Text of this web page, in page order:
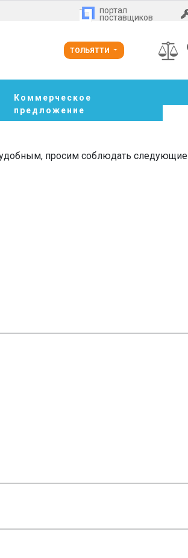
портал
поставщиков
ТОЛЬЯТТИ
Коммерческое
предложение
просим соблюдать следующие